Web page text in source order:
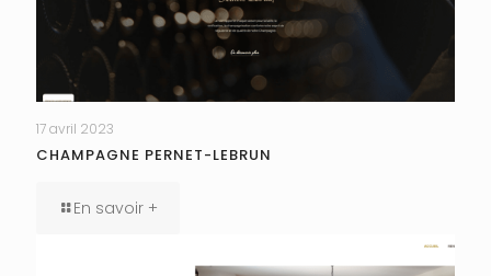
17 avril 2023
CHAMPAGNE PERNET-LEBRUN
En savoir +